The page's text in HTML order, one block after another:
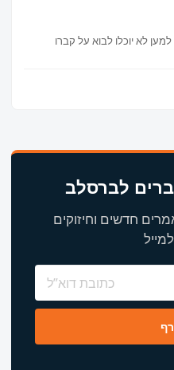
לא יוכלו לבוא על קברו
לברסלב
חדשים וחיזוקים